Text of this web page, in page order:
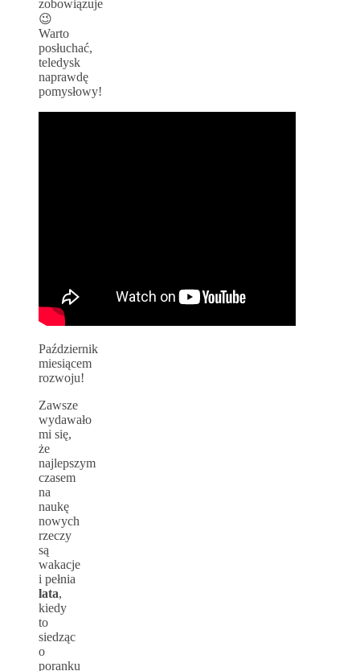
zobowiązuje
😉
Warto
posłuchać,
teledysk
naprawdę
pomysłowy!
Październik
miesiącem
rozwoju!
Zawsze
wydawało
mi się,
że
najlepszym
czasem
na
naukę
nowych
rzeczy
są
wakacje
i pełnia
lata,
kiedy
to
siedząc
o
poranku